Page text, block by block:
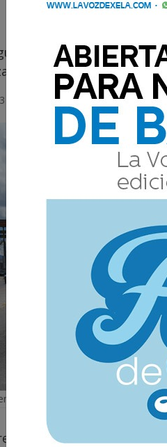
que estos
la tranquilidad de los
Julio 2025 12:51
diferentes zonas de
hechos delictivos y